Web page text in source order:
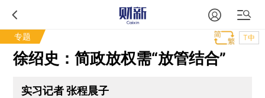
专题 T中
徐绍史：简政放权需“放管结合”
实习记者 张程晨子